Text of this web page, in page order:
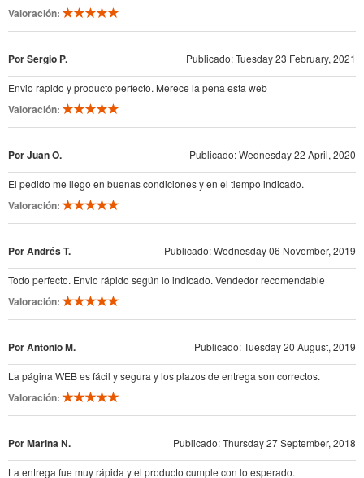
Valoración:
Por Sergio P. Publicado: Tuesday 23 February, 2021
Envio rapido y producto perfecto. Merece la pena esta web
Valoración:
Por Juan O. Publicado: Wednesday 22 April, 2020
El pedido me llego en buenas condiciones y en el tiempo indicado.
Valoración:
Por Andrés T. Publicado: Wednesday 06 November, 2019
Todo perfecto. Envio rápido según lo indicado. Vendedor recomendable
Valoración:
Por Antonio M. Publicado: Tuesday 20 August, 2019
La página WEB es fácil y segura y los plazos de entrega son correctos.
Valoración:
Por Marina N. Publicado: Thursday 27 September, 2018
La entrega fue muy rápida y el producto cumple con lo esperado.